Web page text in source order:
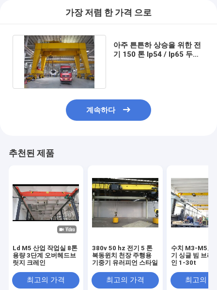
가장 저렴 한 가격 으로
아주 튼튼하 상승을 위한 전
기 150 톤 Ip54 / Ip65 두배
계속하다
추천된 제품
Ld M5 산업 작업실 8톤
용량 3단계 오버헤드브
릿지 크레인
최고의 가격
380v 50 hz 전기 5 톤
복동윈치 천장 주행용
기중기 유러피언 스타일
최고의 가격
수치 M3-M5로
기 싱글 빔 브리
인 1-30t
최고의